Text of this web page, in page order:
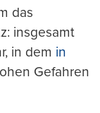
das
insgesamt
in dem in
Gefahren